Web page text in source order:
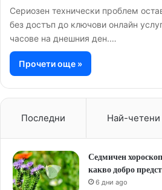
Сериозен технически проблем
без достъп до ключови онлайн
часове на днешния ден.…
Прочети още »
Последни Най-четени
Седмичен
какво добро
6 дни ago